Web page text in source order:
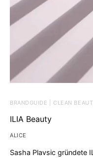
BRANDGUIDE | CLEAN
ILIA Beauty
ALICE
Sasha Plavsic gründete